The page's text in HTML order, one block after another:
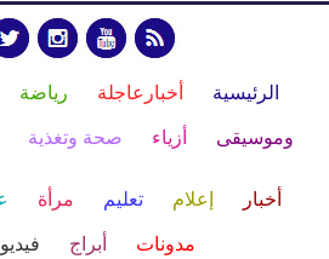
الرئيسية أخبارعاجلة رياضة
وموسيقى أزياء صحة وتغذية
أخبار إعلام تعليم مرأة
مدونات أبراج فيديو